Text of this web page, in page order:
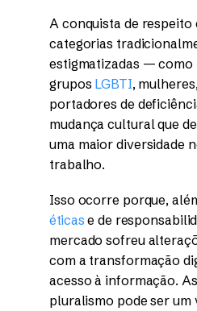
A conquista de
categorias
estigmatizadas — como
grupos LGBTI,
portadores de
mudança cultural que
uma maior diversidade
trabalho.
Isso ocorre porque,
éticas e de
mercado sofreu
com a transformação
acesso à informação.
pluralismo pode ser um